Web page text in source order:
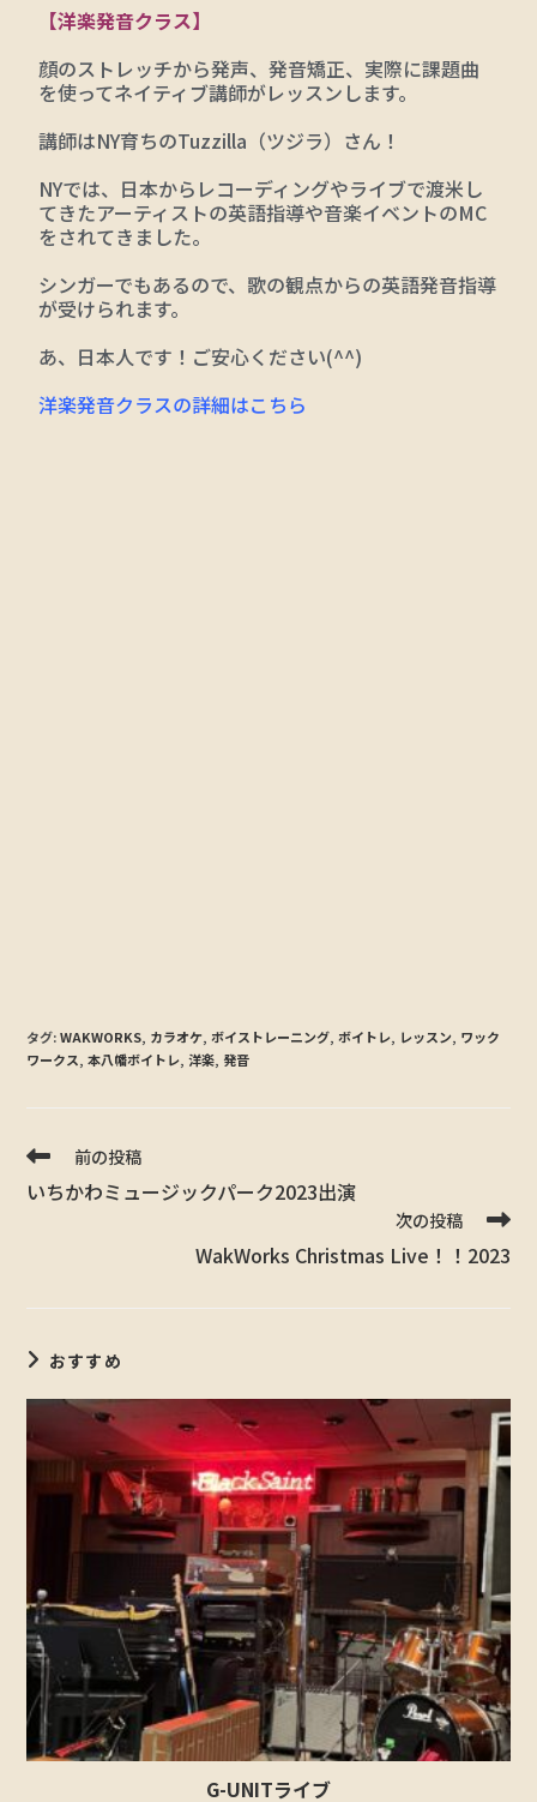
【洋楽発音クラス】
顔のストレッチから発声、発音矯正、実際に課題曲
を使ってネイティブ講師がレッスンします。
講師はNY育ちのTuzzilla（ツジラ）さん！
NYでは、日本からレコーディングやライブで渡米し
てきたアーティストの英語指導や音楽イベントのMC
をされてきました。
シンガーでもあるので、歌の観点からの英語発音指導
が受けられます。
あ、日本人です！ご安心ください(^^)
洋楽発音クラスの詳細はこちら
タグ:WAKWORKS, カラオケ, ボイストレーニング, ボイトレ, レッスン, ワック
ワークス, 本八幡ボイトレ, 洋楽, 発音
前の投稿
いちかわミュージックパーク2023出演
次の投稿
WakWorks Christmas Live！！2023
おすすめ
G-UNITライブ